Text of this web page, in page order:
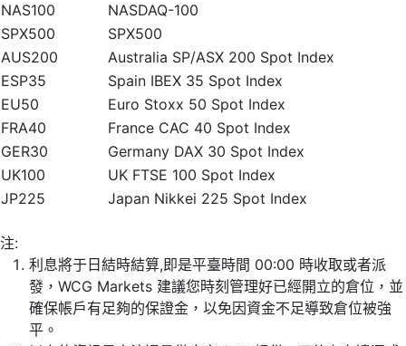
NAS100
NASDAQ-100
SPX500
SPX500
AUS200
Australia SP/ASX 200 Spot Index
ESP35
Spain IBEX 35 Spot Index
EU50
Euro Stoxx 50 Spot Index
FRA40
France CAC 40 Spot Index
GER30
Germany DAX 30 Spot Index
UK100
UK FTSE 100 Spot Index
JP225
Japan Nikkei 225 Spot Index
注:
利息將于日結時結算,即是平臺時間 00:00 時收取或者派
發，WCG Markets 建議您時刻管理好已經開立的倉位，並
確保帳戶有足夠的保證金，以免因資金不足導致倉位被強
平。